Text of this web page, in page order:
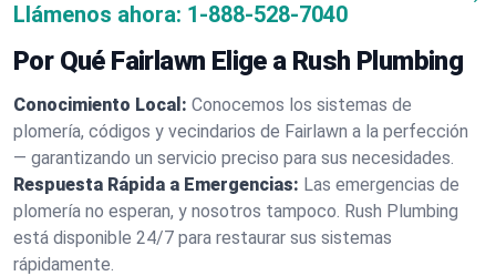
Llámenos ahora: 1-888-528-7040
Por Qué Fairlawn Elige a Rush Plumbing
Conocimiento Local: Conocemos los sistemas de
plomería, códigos y vecindarios de Fairlawn a la perfección
— garantizando un servicio preciso para sus necesidades.
Respuesta Rápida a Emergencias: Las emergencias de
plomería no esperan, y nosotros tampoco. Rush Plumbing
está disponible 24/7 para restaurar sus sistemas
rápidamente.